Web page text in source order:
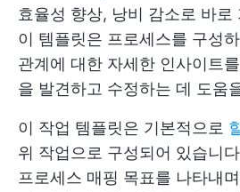
효율성 향상, 낭비 감소로 바로
이 템플릿은 프로세스를 구성
관계에 대한 자세한 인사이트
을 발견하고 수정하는 데 도움
이 작업 템플릿은 기본적으로
위 작업으로 구성되어 있습니
프로세스 매핑 목표를 나타내